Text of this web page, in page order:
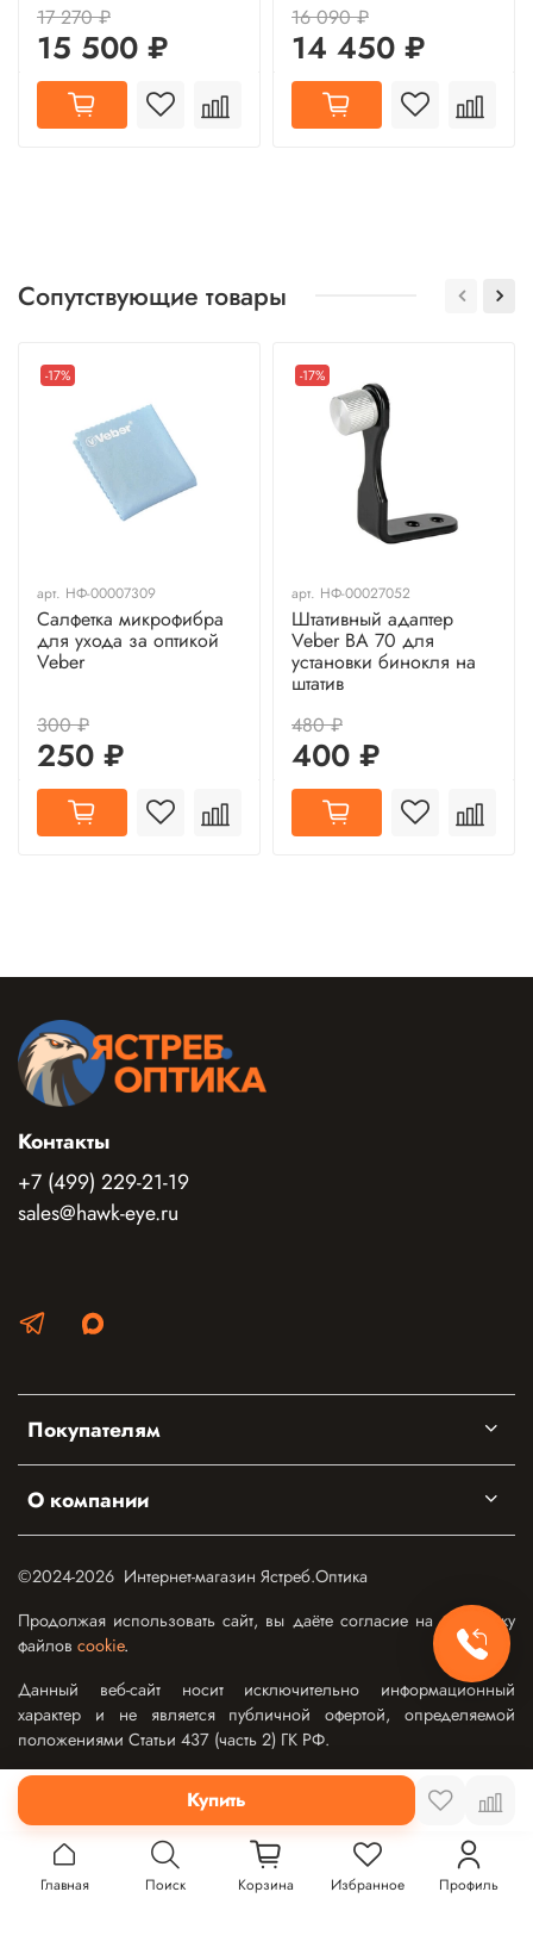
Купить
17 270 ₽
15 500 ₽
16 090 ₽
14 450 ₽
Сопутствующие товары
-17%
арт. НФ-00007309
Салфетка микрофибра
для ухода за оптикой
Veber
300 ₽
250 ₽
-17%
арт. НФ-00027052
Штативный адаптер
Veber BA 70 для
установки бинокля на
штатив
480 ₽
400 ₽
Покупателям
О компании
Контакты
+7 (499) 229-21-19
sales@hawk-eye.ru
©2024-2026 Интернет-магазин Ястреб.Оптика
Продолжая использовать сайт, вы даёте согласие на обработку
файлов cookie.
Данный веб-сайт носит исключительно информационный
характер и не является публичной офертой, определяемой
положениями Статьи 437 (часть 2) ГК РФ.
Главная Поиск Корзина Избранное Профиль